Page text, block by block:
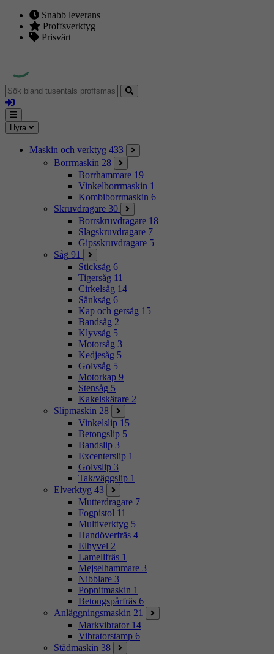
Snabb leverans
Proffsverktyg
Prisvärt
Sök
bland
tusentals
proffsmaskiner
Logga
in
Mina
sidor
Meny
Hyra
Maskin och verktyg 433
Borrmaskin 28
Borrhammare 19
Vinkelborrmaskin 1
Kombiborrmaskin 6
Skruvdragare 30
Borrskruvdragare 18
Slagskruvdragare 7
Gipsskruvdragare 5
Såg 91
Sticksåg 6
Tigersåg 11
Cirkelsåg 14
Sänksåg 6
Kap och gersåg 15
Bandsåg 2
Klyvsåg 5
Motorsåg 3
Kedjesåg 5
Golvsåg 5
Motorkap 9
Stensåg 5
Kakelskärare 2
Slipmaskin 28
Vinkelslip 15
Betongslip 5
Bandslip 3
Excenterslip 1
Golvslip 3
Tak/väggslip 1
Elverktyg 43
Mutterdragare 7
Fogpistol 11
Multiverktyg 5
Handöverfräs 4
Elhyvel 2
Lamellfräs 1
Mejselhammare 3
Nibblare 3
Popnitmaskin 1
Betongspårfräs 6
Anläggningsmaskin 21
Markvibrator 14
Vibratorstamp 6
Städmaskin 38